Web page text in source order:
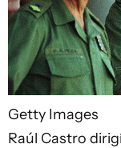
Getty Images
Raúl Castro